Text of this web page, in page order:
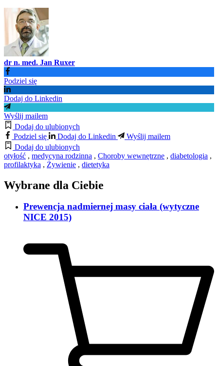
dr n. med. Jan Ruxer
Podziel się
Dodaj do Linkedin
Wyślij mailem
Dodaj do ulubionych
Podziel się
Dodaj do Linkedin
Wyślij mailem
Dodaj do ulubionych
otyłość , medycyna rodzinna , Choroby wewnętrzne , diabetologia ,
profilaktyka , Żywienie , dietetyka
Wybrane dla Ciebie
Prewencja nadmiernej masy ciała (wytyczne
NICE 2015)